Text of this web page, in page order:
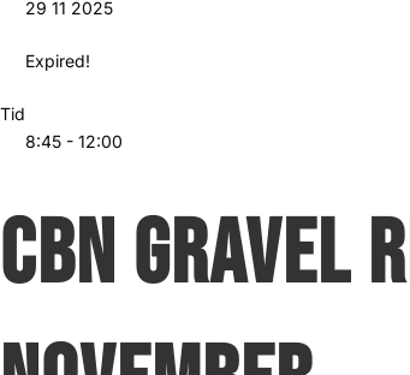
29 11 2025
Expired!
Tid
8:45 - 12:00
CBN GRAVEL